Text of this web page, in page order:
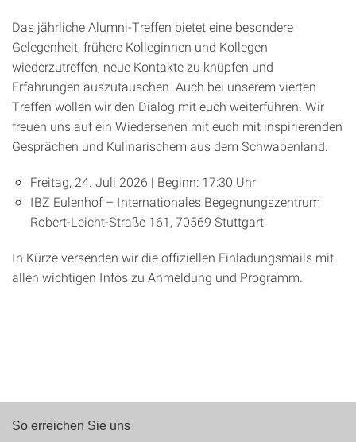
Das jährliche Alumni-Treffen bietet eine besondere
Gelegenheit, frühere Kolleginnen und Kollegen
wiederzutreffen, neue Kontakte zu knüpfen und
Erfahrungen auszutauschen. Auch bei unserem vierten
Treffen wollen wir den Dialog mit euch weiterführen. Wir
freuen uns auf ein Wiedersehen mit euch mit inspirierenden
Gesprächen und Kulinarischem aus dem Schwabenland.
Freitag, 24. Juli 2026 | Beginn: 17:30 Uhr
IBZ Eulenhof – Internationales Begegnungszentrum
Robert-Leicht-Straße 161, 70569 Stuttgart
In Kürze versenden wir die offiziellen Einladungsmails mit
allen wichtigen Infos zu Anmeldung und Programm.
So erreichen Sie uns